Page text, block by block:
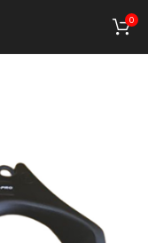
0